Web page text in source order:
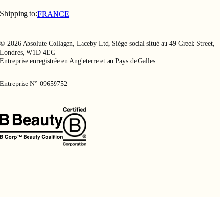
Politique de confidentialité
Shipping to:FRANCE
© 2026 Absolute Collagen, Laceby Ltd, Siège social situé au 49 Greek Street,
Londres, W1D 4EG
Entreprise enregistrée en Angleterre et au Pays de Galles
Entreprise N° 09659752